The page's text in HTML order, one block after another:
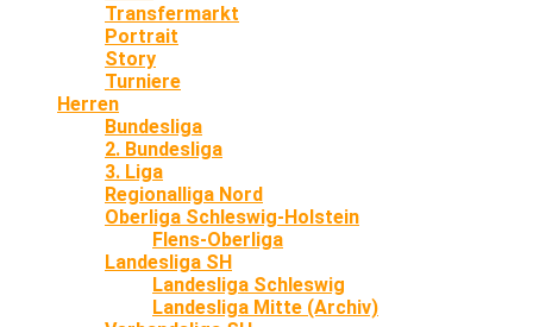
Transfermarkt
Portrait
Story
Turniere
Herren
Bundesliga
2. Bundesliga
3. Liga
Regionalliga Nord
Oberliga Schleswig-Holstein
Flens-Oberliga
Landesliga SH
Landesliga Schleswig
Landesliga Mitte (Archiv)